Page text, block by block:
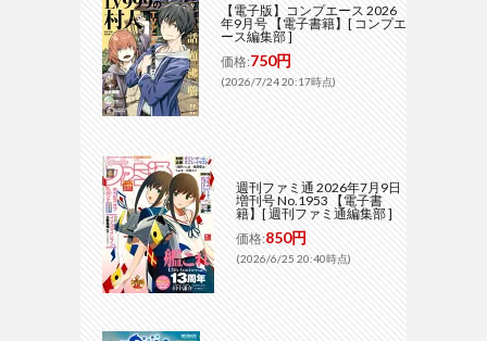
【電子版】コンプエース 2026
年9月号 【電子書籍】[ コンプエ
ース編集部 ]
価格:750円
(2026/7/24 20:17時点)
週刊ファミ通 2026年7月9日
増刊号 No.1953 【電子書
籍】[ 週刊ファミ通編集部 ]
価格:850円
(2026/6/25 20:40時点)